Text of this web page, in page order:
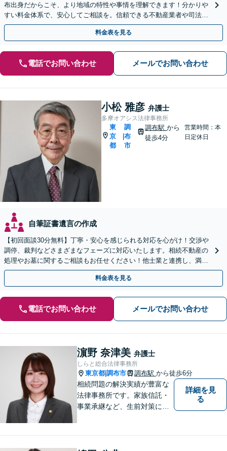
布出身だからこそ、より地域の特性や事情を理解できます！分かりや
すい料金体系で、安心してご相談を。信頼できる不動産業者や司法書
士、税理士などもご紹介可【出張相談可】【土日祝対応可】
料金表を見る
電話でお問い合わせ メールでお問い合わせ
小松 雅彦 弁護士
多摩オアシス法律事務所
東
京
都
調
布
市
調布駅から
徒歩4分
営業時間：本
日定休日
自筆証書遺言の作成
【初回面談30分無料】丁寧・安心を感じられる対応を心がけ！交渉や
調停、裁判などさまざまなフェーズに対応いたします。相続不動産の
処理やお墓に関するご相談もお任せください！他士業と連携し、満足
度の高い相続の実現を目指します【弁護士歴40年以上】
料金表を見る
電話でお問い合わせ メールでお問い合わせ
濵野 奈津美 弁護士
しらと総合法律事務所
東京都 調布市 調布駅 から徒歩6分
相続問題の解決実績が豊富な
法律事務所です。家族信託・
事業承継など、生前対策にも
詳細を見
る